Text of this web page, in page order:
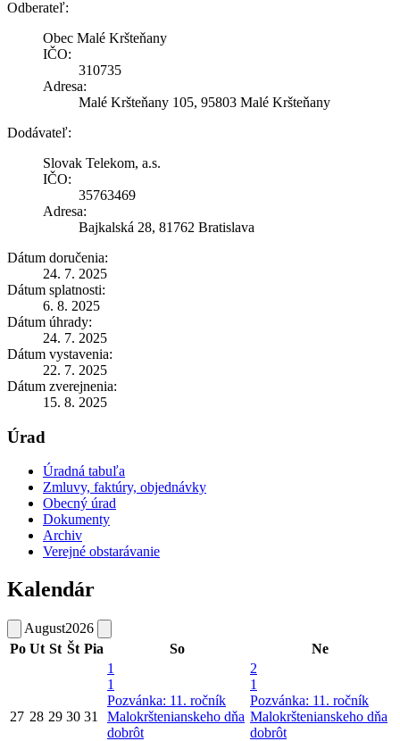
Odberateľ:
Obec Malé Kršteňany
IČO:
310735
Adresa:
Malé Kršteňany 105, 95803 Malé Kršteňany
Dodávateľ:
Slovak Telekom, a.s.
IČO:
35763469
Adresa:
Bajkalská 28, 81762 Bratislava
Dátum doručenia:
24. 7. 2025
Dátum splatnosti:
6. 8. 2025
Dátum úhrady:
24. 7. 2025
Dátum vystavenia:
22. 7. 2025
Dátum zverejnenia:
15. 8. 2025
Úrad
Úradná tabuľa
Zmluvy, faktúry, objednávky
Obecný úrad
Dokumenty
Archiv
Verejné obstarávanie
Kalendár
August2026
Po Ut St Št Pia So Ne
27 28 29 30 31
1
1
Pozvánka: 11. ročník
Malokrštenianskeho dňa
dobrôt
2
1
Pozvánka: 11. ročník
Malokrštenianskeho dňa
dobrôt